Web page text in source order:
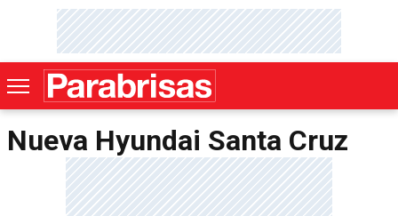
Nueva Hyundai Santa Cruz